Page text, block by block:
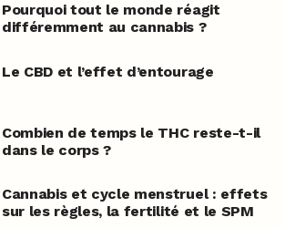
Pourquoi tout le monde réagit
différemment au cannabis ?
Le CBD et l’effet d’entourage
Combien de temps le THC reste-t-il
dans le corps ?
Cannabis et cycle menstruel : effets
sur les règles, la fertilité et le SPM